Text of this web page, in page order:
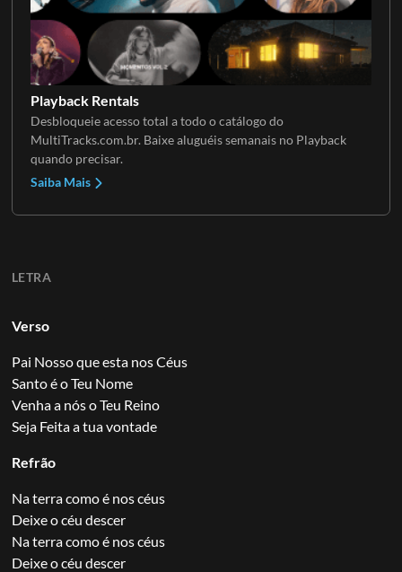
Playback Rentals
Desbloqueie acesso total a todo o catálogo do
MultiTracks.com.br. Baixe aluguéis semanais no Playback
quando precisar.
Saiba Mais
LETRA
Verso
Pai Nosso que esta nos Céus
Santo é o Teu Nome
Venha a nós o Teu Reino
Seja Feita a tua vontade
Refrão
Na terra como é nos céus
Deixe o céu descer
Na terra como é nos céus
Deixe o céu descer